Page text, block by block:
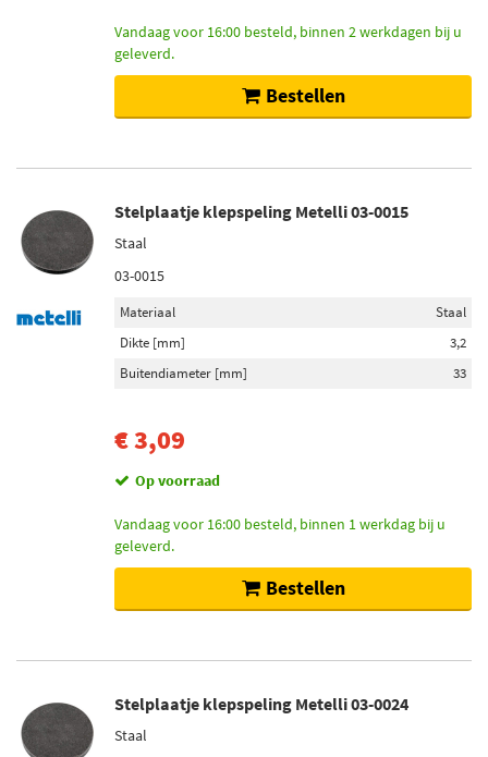
Vandaag voor 16:00 besteld, binnen 2 werkdagen bij u
geleverd.
Bestellen
Stelplaatje klepspeling Metelli 03-0015
Staal
03-0015
Materiaal
Staal
Dikte [mm]
3,2
Buitendiameter [mm]
33
€ 3,09
Op voorraad
Vandaag voor 16:00 besteld, binnen 1 werkdag bij u
geleverd.
Bestellen
Stelplaatje klepspeling Metelli 03-0024
Staal